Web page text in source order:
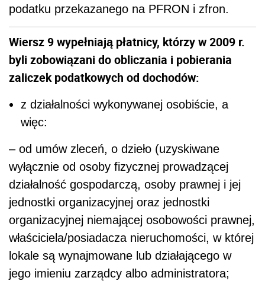
podatku przekazanego na PFRON i zfron.
Wiersz 9 wypełniają płatnicy, którzy w 2009 r.
byli zobowiązani do obliczania i pobierania
zaliczek podatkowych od dochodów:
z działalności wykonywanej osobiście, a
więc:
– od umów zleceń, o dzieło (uzyskiwane
wyłącznie od osoby fizycznej prowadzącej
działalność gospodarczą, osoby prawnej i jej
jednostki organizacyjnej oraz jednostki
organizacyjnej niemającej osobowości prawnej,
właściciela/posiadacza nieruchomości, w której
lokale są wynajmowane lub działającego w
jego imieniu zarządcy albo administratora;